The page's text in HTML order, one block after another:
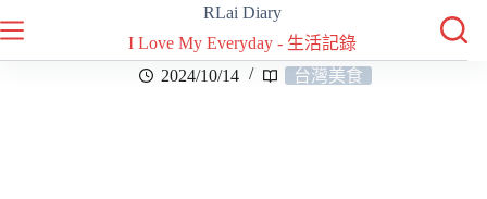
RLai Diary
I Love My Everyday - 生活記錄
2024/10/14
台灣美食